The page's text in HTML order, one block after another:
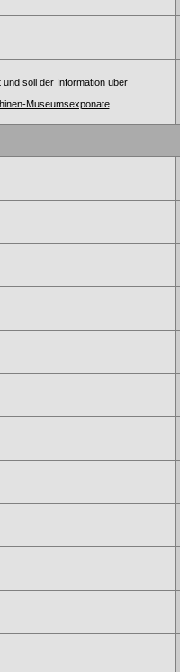
soll der Information über
Museumsexponate